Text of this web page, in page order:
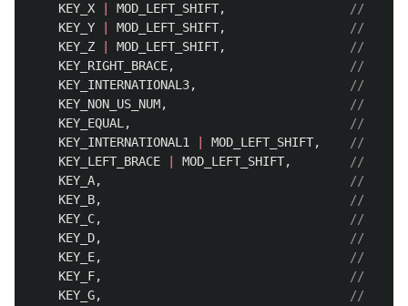
KEY_X
MOD_LEFT_SHIFT,
KEY_Y
MOD_LEFT_SHIFT,
KEY_Z
MOD_LEFT_SHIFT,
KEY_RIGHT_BRACE,
KEY_INTERNATIONAL3,
KEY_NON_US_NUM,
KEY_EQUAL ,
KEY_INTERNATIONAL1
MOD_LEFT_SHIFT,
KEY_LEFT_BRACE
MOD_LEFT_SHIFT,
KEY_A,
KEY_B,
KEY_C,
KEY_D,
KEY_E,
KEY_F,
KEY_G,